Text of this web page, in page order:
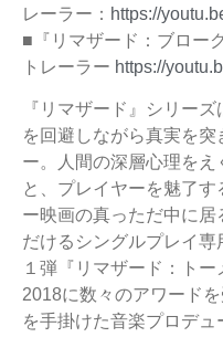
レーラー： https://
■『リマザード：ブロー
トレーラー https://
『リマザード』シリー
を回避しながら真実を
ー。人間の深層心理を
と、プレイヤーを魅了
ー映画の真っただ中に
だけるシングルプレイ
１弾『リマザード：トー
2018に数々のアワード
を手掛けた音楽プロデ